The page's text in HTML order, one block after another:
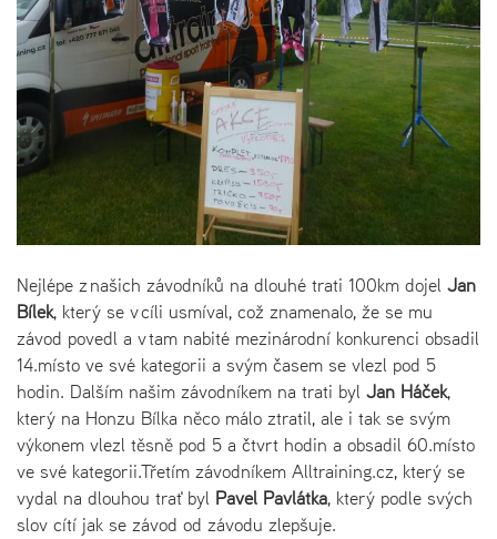
Nejlépe z našich závodníků na dlouhé trati 100km dojel Jan
Bílek, který se v cíli usmíval, což znamenalo, že se mu
závod povedl a v tam nabité mezinárodní konkurenci obsadil
14.místo ve své kategorii a svým časem se vlezl pod 5
hodin. Dalším našim závodníkem na trati byl Jan Háček,
který na Honzu Bílka něco málo ztratil, ale i tak se svým
výkonem vlezl těsně pod 5 a čtvrt hodin a obsadil 60.místo
ve své kategorii.Třetím závodníkem Alltraining.cz, který se
vydal na dlouhou trať byl Pavel Pavlátka, který podle svých
slov cítí jak se závod od závodu zlepšuje.